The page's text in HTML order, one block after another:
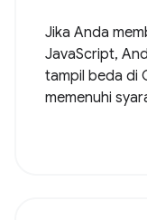
Jika Anda
JavaScript,
tampil beda di
memenuhi